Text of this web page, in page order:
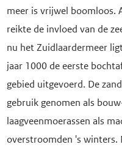
meer is vrijwel boomloos.
reikte de invloed van de
nu het Zuidlaardermeer
jaar 1000 de eerste
gebied uitgevoerd. De
gebruik genomen als
laagveenmoerassen als
overstroomden 's